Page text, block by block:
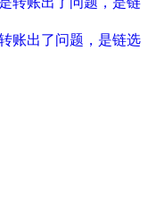
账出了问题，是链选